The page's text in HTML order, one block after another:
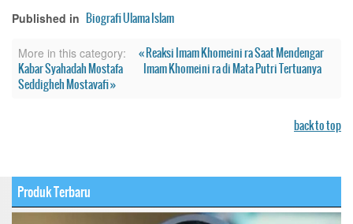
Published in Biografi Ulama Islam
More in this category:
« Reaksi Imam Khomeini ra Saat Mendengar
Kabar Syahadah Mostafa
Imam Khomeini ra di Mata Putri Tertuanya
Seddigheh Mostavafi »
back to top
Produk Terbaru